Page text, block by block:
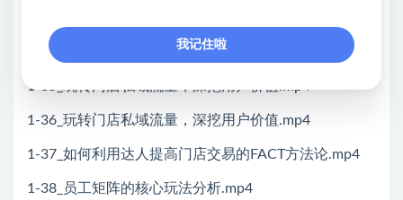
1-34超级门店招商或者招学徒的核心秘诀.mp4
1-35_玩转门店私域流量，深挖用户价值.mp4
1-36_玩转门店私域流量，深挖用户价值.mp4
1-37_如何利用达人提高门店交易的FACT方法论.mp4
1-38_员工矩阵的核心玩法分析.mp4
我记住啦